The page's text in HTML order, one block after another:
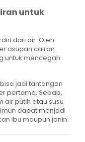
untuk
dari air. Oleh
asupan cairan
untuk mencegah
jadi tantangan
pertama. Sebab,
air putih atau susu
dapat menjadi
ibu maupun janin.